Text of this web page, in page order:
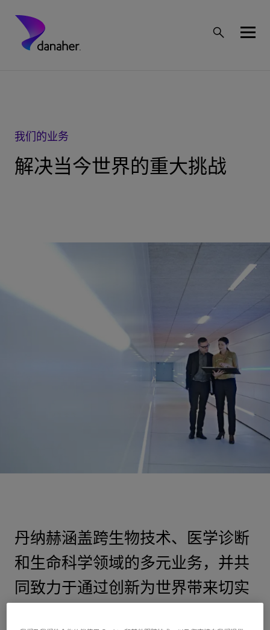
我们的业务
解决当今世界的重大挑战
丹纳赫涵盖跨生物技术、医学诊断
和生命科学领域的多元业务，并共
同致力于通过创新为世界带来切实